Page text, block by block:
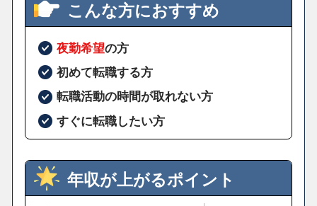
こんな方におすすめ
夜勤希望の方
初めて転職する方
転職活動の時間が取れない方
すぐに転職したい方
年収が上がるポイント